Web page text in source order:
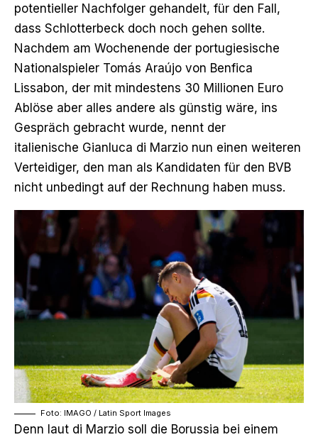
potentieller Nachfolger gehandelt, für den Fall,
dass Schlotterbeck doch noch gehen sollte.
Nachdem am Wochenende der portugiesische
Nationalspieler Tomás Araújo von Benfica
Lissabon, der mit mindestens 30 Millionen Euro
Ablöse aber alles andere als günstig wäre, ins
Gespräch gebracht wurde, nennt der
italienische Gianluca di Marzio nun einen weiteren
Verteidiger, den man als Kandidaten für den BVB
nicht unbedingt auf der Rechnung haben muss.
Foto: IMAGO / Latin Sport Images
Denn laut di Marzio soll die Borussia bei einem